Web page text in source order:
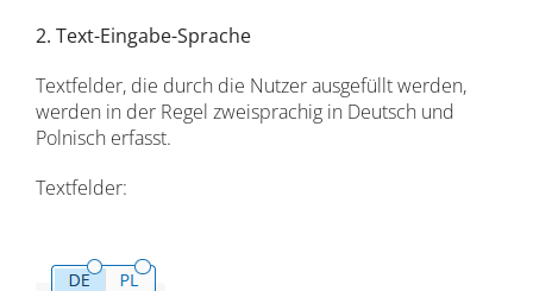
2. Text-Eingabe-Sprache
Textfelder, die durch die Nutzer ausgefüllt werden,
werden in der Regel zweisprachig in Deutsch und
Polnisch erfasst.
Textfelder: